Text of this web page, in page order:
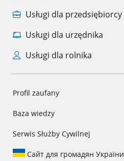
Usługi dla przedsiębiorcy
Usługi dla urzędnika
Usługi dla rolnika
Profil zaufany
Baza wiedzy
Serwis Służby Cywilnej
Сайт для громадян України